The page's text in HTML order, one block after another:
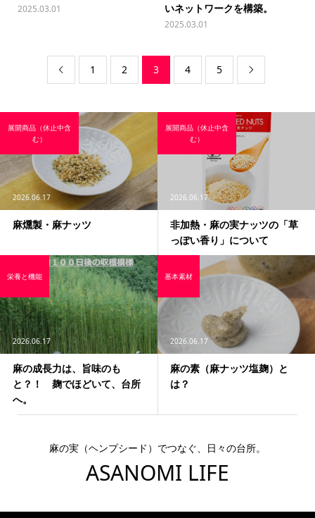
2025.03.01
いネットワークを構築。
2025.03.01
 1 2 3 4 5 
2026.06.17
麻燻製・麻ナッツ
展開商品（休止中含
む）
2026.06.17
非加熱・麻の実ナッツの「草
っぽい香り」について
展開商品（休止中含
む）
2026.06.17
麻の成長力は、旨味のも
と？！ 麹でほどいて、台所
へ。
栄養と機能
2026.06.17
麻の素（麻ナッツ塩麹）と
は？
基本素材
麻の実（ヘンプシード）でつなぐ、日々の台所。
ASANOMI LIFE